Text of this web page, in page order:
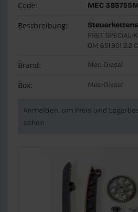
Code: MEC 385755M
Beschreibung:
PRET SPECIAL-
OM 651.901 2.2
Brand: Mec-Diesel
Box: Mec-Diesel
Anmelden, um Preis und
sehen